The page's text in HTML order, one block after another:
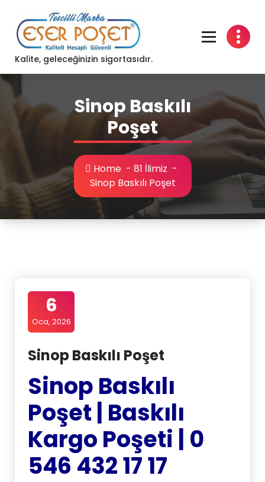
content
Kalite, geleceğinizin sigortasıdır.
Sinop Baskılı
Poşet
Home - 81 İlimiz -
Sinop Baskılı Poşet
6
Oca, 2026
Sinop Baskılı Poşet
Sinop Baskılı
Poşet | Baskılı
Kargo Poşeti | 0
546 432 17 17